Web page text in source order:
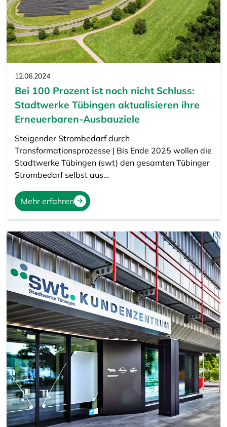
12.06.2024
Bei 100 Prozent ist noch nicht Schluss:
Stadtwerke Tübingen aktualisieren ihre
Erneuerbaren-Ausbauziele
Steigender Strombedarf durch
Transformationsprozesse | Bis Ende 2025 wollen die
Stadtwerke Tübingen (swt) den gesamten Tübinger
Strombedarf selbst aus…
Mehr erfahren